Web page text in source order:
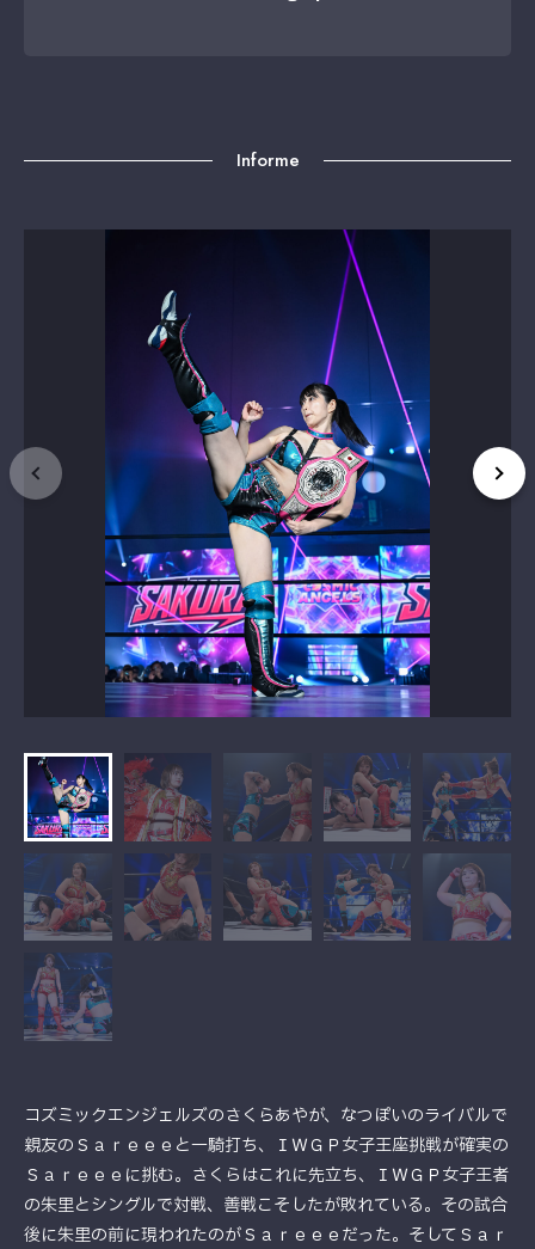
Informe
コズミックエンジェルズのさくらあやが、なつぽいのライバルで
親友のＳａｒｅｅｅと一騎打ち、ＩＷＧＰ女子王座挑戦が確実の
Ｓａｒｅｅｅに挑む。さくらはこれに先立ち、ＩＷＧＰ女子王者
の朱里とシングルで対戦、善戦こそしたが敗れている。その試合
後に朱里の前に現われたのがＳａｒｅｅｅだった。そしてＳａｒ